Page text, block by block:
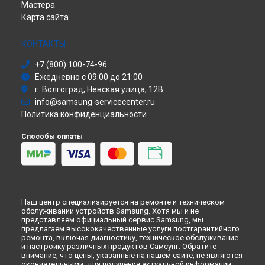
Ремонт принтера SF-5100P Samsung в
Сабвуфер
Холодильник
Моноблок
Атс
Смарт-часы
Варочная панель
Посудомоечная машина
Морозильная камера
Кондиционер
Духовой шкаф
Вытяжка
Мастера
Карта сайта
КОНТАКТЫ
+7 (800) 100-74-96
Ежедневно с 09:00 до 21:00
г. Волгоград, Невская улица, 12В
info@samsung-servicecenter.ru
Политика конфиденциальности
Способы оплаты
Наш центр специализируется на ремонте и техническом
обслуживании устройств Samsung. Хотя мы и не
представляем официальный сервис Samsung, мы
предлагаем высококачественные услуги постгарантийного
ремонта, включая диагностику, техническое обслуживание
и настройку различных продуктов Самсунг. Обратите
внимание, что цены, указанные на нашем сайте, не являются